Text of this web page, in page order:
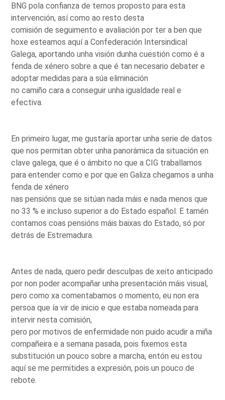
BNG pola confianza de ternos proposto para esta
intervención, así como ao resto desta
comisión de seguimento e avaliación por ter a ben que
hoxe esteamos aquí a Confederación Intersindical
Galega, aportando unha visión dunha cuestión como é a
fenda de xénero sobre a que é tan necesario debater e
adoptar medidas para a súa eliminación
no camiño cara a conseguir unha igualdade real e
efectiva.
En primeiro lugar, me gustaría aportar unha serie de datos
que nos permitan obter unha panorámica da situación en
clave galega, que é o ámbito no que a CIG traballamos
para entender como e por que en Galiza chegamos a unha
fenda de xénero
nas pensións que se sitúan nada máis e nada menos que
no 33 % e incluso superior a do Estado español. E tamén
contamos coas pensións máis baixas do Estado, só por
detrás de Estremadura.
Antes de nada, quero pedir desculpas de xeito anticipado
por non poder acompañar unha presentación máis visual,
pero como xa comentabamos o momento, eu non era
persoa que ía vir de inicio e que estaba nomeada para
intervir nesta comisión,
pero por motivos de enfermidade non puido acudir a miña
compañeira e a semana pasada, pois fixemos esta
substitución un pouco sobre a marcha, entón eu estou
aquí se me permitides a expresión, pois un pouco de
rebote.